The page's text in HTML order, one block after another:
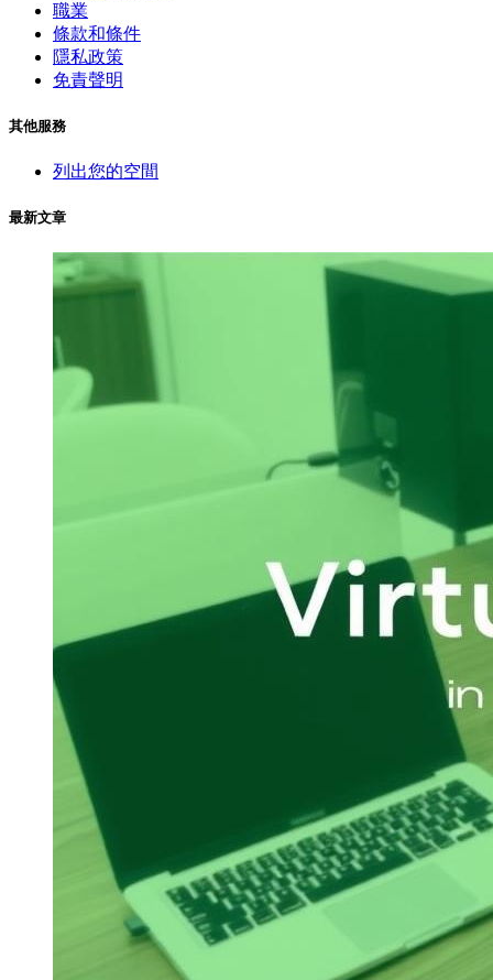
職業
條款和條件
隱私政策
免責聲明
其他服務
列出您的空間
最新文章